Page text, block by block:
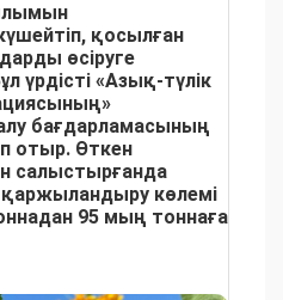
қосылған
өсіруге
үрдісті «Азық-түлік
бағдарламасының
отыр. Өткен
салыстырғанда
қаржыландыру көлемі
95 мың тоннаға